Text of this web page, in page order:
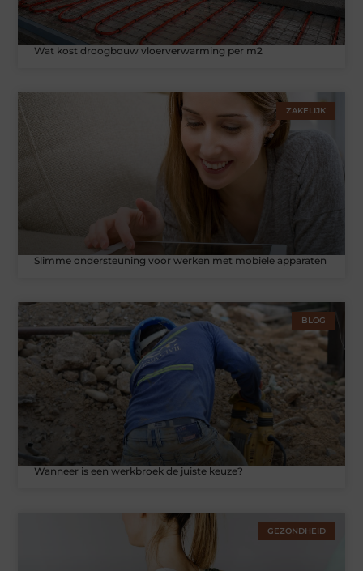
Wat kost droogbouw vloerverwarming per m2
ZAKELIJK
Slimme ondersteuning voor werken met mobiele apparaten
BLOG
Wanneer is een werkbroek de juiste keuze?
GEZONDHEID